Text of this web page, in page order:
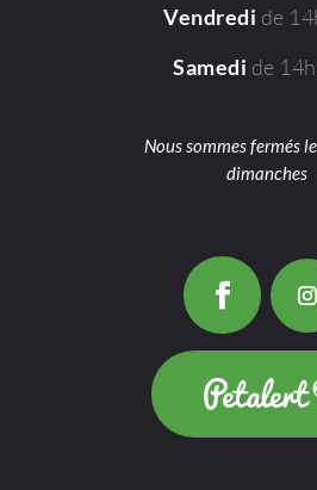
Vendredi de
Samedi de
Nous sommes fermés
dimanches